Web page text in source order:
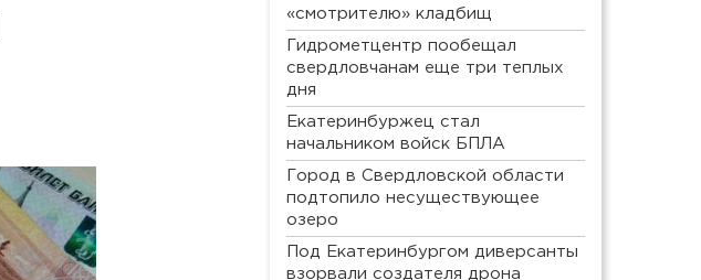
«смотрителю» кладбищ
Гидрометцентр пообещал
свердловчанам еще три теплых
дня
Екатеринбуржец стал
начальником войск БПЛА
Город в Свердловской области
подтопило несуществующее
озеро
Под Екатеринбургом диверсанты
взорвали создателя дрона